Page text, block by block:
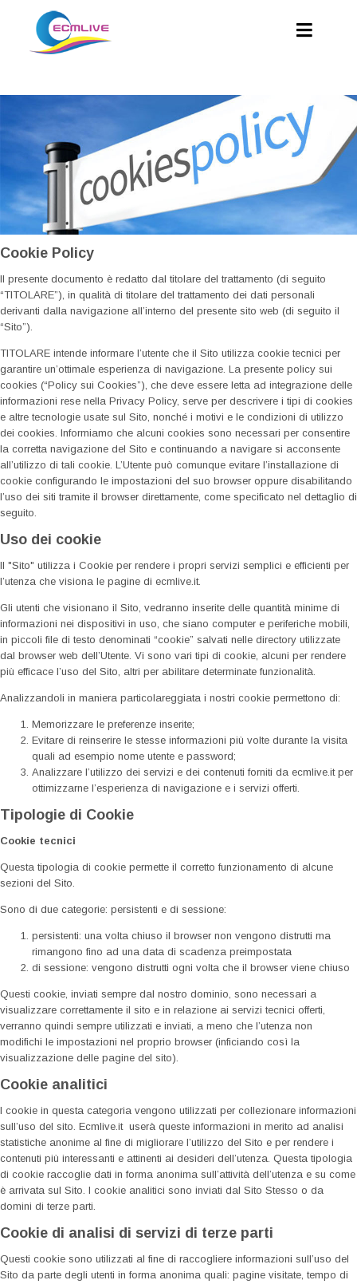
Cookie Policy
Il presente documento è redatto dal titolare del trattamento (di seguito
“TITOLARE”), in qualità di titolare del trattamento dei dati personali
derivanti dalla navigazione all’interno del presente sito web (di seguito il
“Sito”).
TITOLARE intende informare l’utente che il Sito utilizza cookie tecnici per
garantire un’ottimale esperienza di navigazione. La presente policy sui
cookies (“Policy sui Cookies”), che deve essere letta ad integrazione delle
informazioni rese nella Privacy Policy, serve per descrivere i tipi di cookies
e altre tecnologie usate sul Sito, nonché i motivi e le condizioni di utilizzo
dei cookies. Informiamo che alcuni cookies sono necessari per consentire
la corretta navigazione del Sito e continuando a navigare si acconsente
all’utilizzo di tali cookie. L’Utente può comunque evitare l’installazione di
cookie configurando le impostazioni del suo browser oppure disabilitando
l’uso dei siti tramite il browser direttamente, come specificato nel dettaglio di
seguito.
Uso dei cookie
Il "Sito" utilizza i Cookie per rendere i propri servizi semplici e efficienti per
l’utenza che visiona le pagine di ecmlive.it.
Gli utenti che visionano il Sito, vedranno inserite delle quantità minime di
informazioni nei dispositivi in uso, che siano computer e periferiche mobili,
in piccoli file di testo denominati “cookie” salvati nelle directory utilizzate
dal browser web dell’Utente. Vi sono vari tipi di cookie, alcuni per rendere
più efficace l’uso del Sito, altri per abilitare determinate funzionalità.
Analizzandoli in maniera particolareggiata i nostri cookie permettono di:
Memorizzare le preferenze inserite;
Evitare di reinserire le stesse informazioni più volte durante la visita
quali ad esempio nome utente e password;
Analizzare l’utilizzo dei servizi e dei contenuti forniti da ecmlive.it per
ottimizzarne l’esperienza di navigazione e i servizi offerti.
Tipologie di Cookie
Cookie tecnici
Questa tipologia di cookie permette il corretto funzionamento di alcune
sezioni del Sito.
Sono di due categorie: persistenti e di sessione:
persistenti: una volta chiuso il browser non vengono distrutti ma
rimangono fino ad una data di scadenza preimpostata
di sessione: vengono distrutti ogni volta che il browser viene chiuso
Questi cookie, inviati sempre dal nostro dominio, sono necessari a
visualizzare correttamente il sito e in relazione ai servizi tecnici offerti,
verranno quindi sempre utilizzati e inviati, a meno che l’utenza non
modifichi le impostazioni nel proprio browser (inficiando così la
visualizzazione delle pagine del sito).
Cookie analitici
I cookie in questa categoria vengono utilizzati per collezionare informazioni
sull’uso del sito. Ecmlive.it userà queste informazioni in merito ad analisi
statistiche anonime al fine di migliorare l’utilizzo del Sito e per rendere i
contenuti più interessanti e attinenti ai desideri dell’utenza. Questa tipologia
di cookie raccoglie dati in forma anonima sull’attività dell’utenza e su come
è arrivata sul Sito. I cookie analitici sono inviati dal Sito Stesso o da
domini di terze parti.
Cookie di analisi di servizi di terze parti
Questi cookie sono utilizzati al fine di raccogliere informazioni sull’uso del
Sito da parte degli utenti in forma anonima quali: pagine visitate, tempo di